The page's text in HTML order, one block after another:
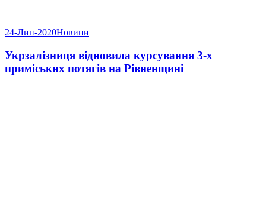
24-Лип-2020Новини
Укрзалізниця відновила курсування 3-х
приміських потягів на Рівненщині